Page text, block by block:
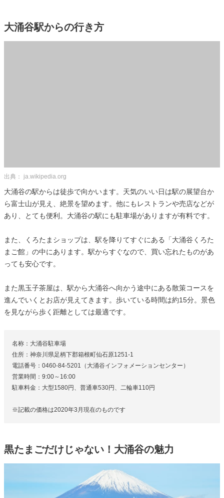
大涌谷駅からの行き方
出典： ja.wikipedia.org
大涌谷の駅からは徒歩で向かいます。天気のいい日は駅の展望台か
ら富士山が見え、絶景を望めます。他にもレストランや売店などが
あり、とても便利。大涌谷の駅にも駐車場がありますが有料です。
また、くろたまショップは、駅を降りてすぐにある「大涌谷くろた
まご館」の中にあります。駅からすぐなので、買い忘れたものがあ
っても安心です。
また黒玉子茶屋は、駅から大涌谷へ向かう途中にある散策コースを
進んでいくとお店が見えてきます。歩いている時間は約15分。景色
を見ながら歩く距離としては最適です。
名称：大涌谷駐車場
住所：神奈川県足柄下郡箱根町仙石原1251-1
電話番号：0460-84-5201（大涌谷インフォメーションセンター）
営業時間：9:00～16:00
駐車料金：大型1580円、普通車530円、二輪車110円
※記載の価格は2020年3月現在のものです
黒たまごだけじゃない！大涌谷の魅力